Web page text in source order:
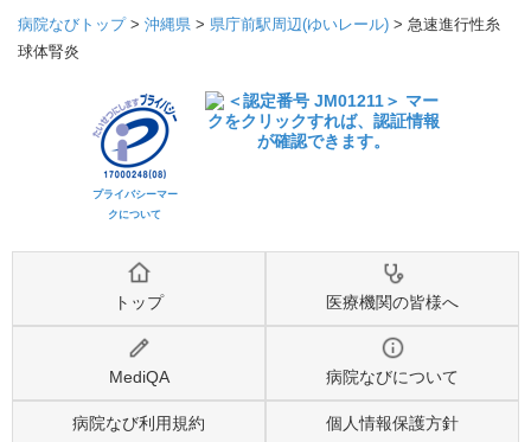
病院なびトップ> 沖縄県 > 県庁前駅周辺(ゆいレール) > 急速進行性糸
球体腎炎
プライバシーマー
クについて
トップ 医療機関の皆様へ
MediQA 病院なびについて
病院なび利用規約 個人情報保護方針